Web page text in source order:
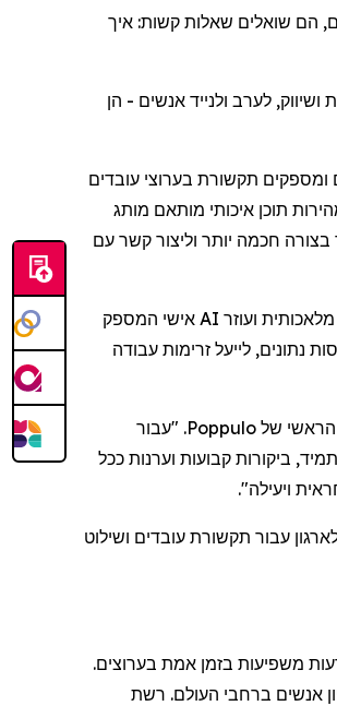
, הם שואלים שאלות קשות: איך
ושיווק, לערב ולנייד אנשים - הן
ומספקים תקשורת בערוצי עובדים
תוכן איכותי מותאם מותג
בצורה חכמה יותר וליצור קשר עם
מלאכותית ועוזר אישי המספק
נתונים, לייעל זרימות עבודה
הראשי של Poppulo
. "עבור
, ביקורות קבועות וערנות ככל
ויעילה".
עבור תקשורת עובדים ושילוט
משפיעות בזמן אמת בערוצים.
אנשים ברחבי העולם. רשת